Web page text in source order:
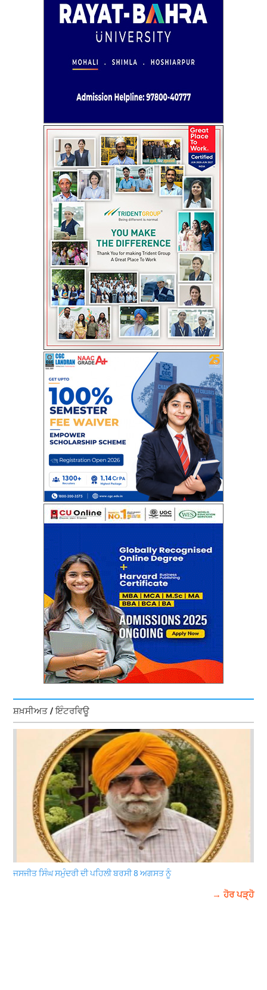
ਸ਼ਖ਼ਸੀਅਤ / ਇੰਟਰਵਿਊ
ਜਸਜੀਤ ਸਿੰਘ ਸਮੁੰਦਰੀ ਦੀ ਪਹਿਲੀ ਬਰਸੀ 8 ਅਗਸਤ ਨੂੰ
→ ਹੋਰ ਪੜ੍ਹੋ